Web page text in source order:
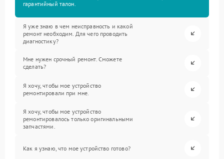
гарантийный талон.
Я уже знаю в чем неисправность и какой
ремонт необходим. Для чего проводить
диагностику?
Мне нужен срочный ремонт. Сможете
сделать?
Я хочу, чтобы мое устройство
ремонтировали при мне.
Я хочу, чтобы мое устройство
ремонтировалось только оригинальными
запчастями.
Как я узнаю, что мое устройство готово?